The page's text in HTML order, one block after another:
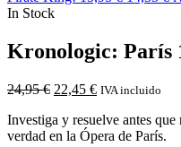
In Stock
Kronologic: París
24,95€ 22,45 € IVA incluido
Investiga y resuelve antes
verdad en la Ópera de París.